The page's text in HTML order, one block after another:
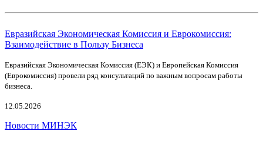
Евразийская Экономическая Комиссия и Еврокомиссия:
Взаимодействие в Пользу Бизнеса
Евразийская Экономическая Комиссия (ЕЭК) и Европейская Комиссия
(Еврокомиссия) провели ряд консультаций по важным вопросам работы
бизнеса.
12.05.2026
Новости МИНЭК